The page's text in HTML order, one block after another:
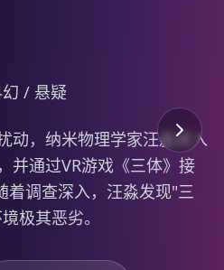
/ 冒险
球表面建造出巨大的推进
宙之路危机四伏，为了拯
长的2500年后抵达新的家
挺身而出。